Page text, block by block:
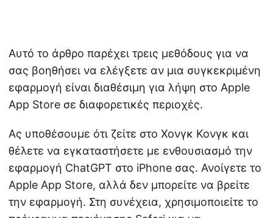
Αυτό το άρθρο παρέχει τρεις μεθόδους για να
σας βοηθήσει να ελέγξετε αν μια συγκεκριμένη
εφαρμογή είναι διαθέσιμη για λήψη στο Apple
App Store σε διαφορετικές περιοχές.
Ας υποθέσουμε ότι ζείτε στο Χονγκ Κονγκ και
θέλετε να εγκαταστήσετε με ενθουσιασμό την
εφαρμογή ChatGPT στο iPhone σας. Ανοίγετε το
Apple App Store, αλλά δεν μπορείτε να βρείτε
την εφαρμογή. Στη συνέχεια, χρησιμοποιείτε το